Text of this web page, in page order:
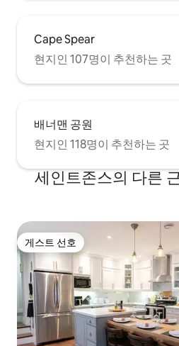
Cape Spear
현지인 107명이 추천하는 곳
배너맨 공원
현지인 118명이 추천하는 곳
세인트존스의 다른
게스트 선호
게스트 선호